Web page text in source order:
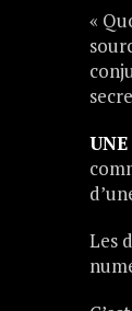
«
Les